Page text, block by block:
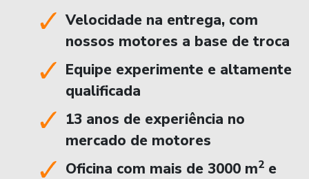
Velocidade na entrega, com
nossos motores a base de troca
Equipe experimente e altamente
qualificada
13 anos de experiência no
mercado de motores
Oficina com mais de 3000 m2 e